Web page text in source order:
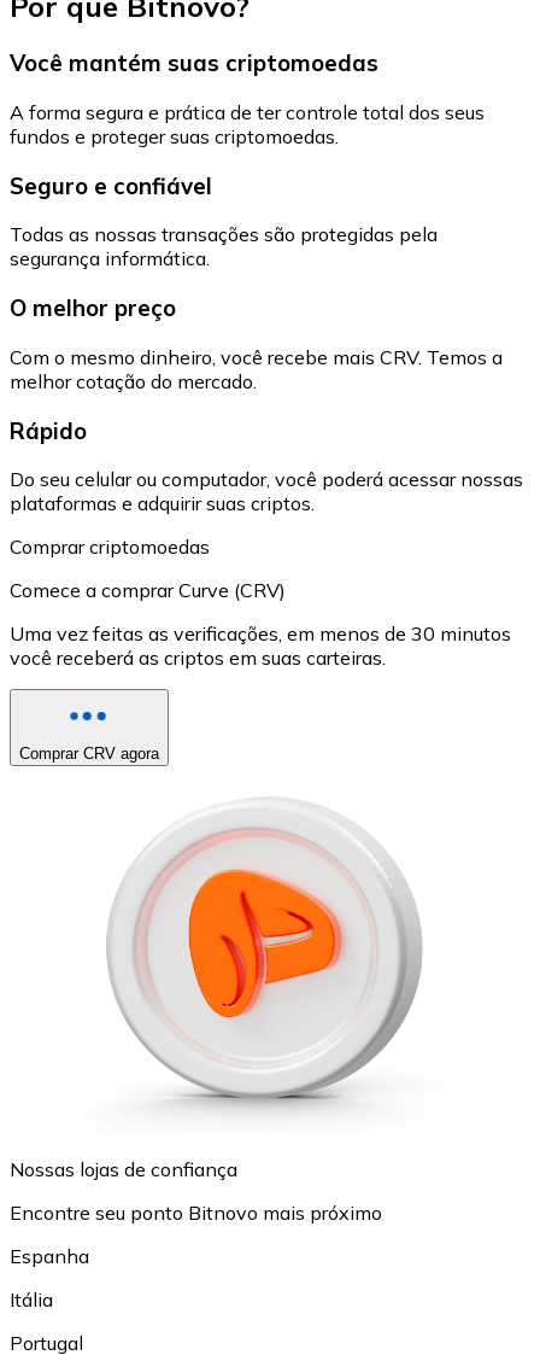
Você mantém suas criptomoedas
A forma segura e prática de ter controle total dos seus
fundos e proteger suas criptomoedas.
Seguro e confiável
Todas as nossas transações são protegidas pela
segurança informática.
O melhor preço
Com o mesmo dinheiro, você recebe mais CRV. Temos a
melhor cotação do mercado.
Rápido
Do seu celular ou computador, você poderá acessar nossas
plataformas e adquirir suas criptos.
Comprar criptomoedas
Comece a comprar Curve (CRV)
Uma vez feitas as verificações, em menos de 30 minutos
você receberá as criptos em suas carteiras.
Comprar CRV agora
Nossas lojas de confiança
Encontre seu ponto Bitnovo mais próximo
Espanha
Itália
Portugal